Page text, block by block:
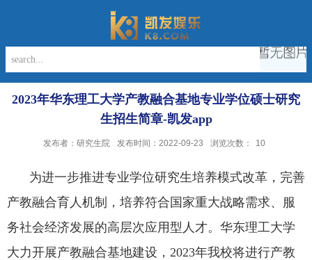
2023年华东理工大学产教融合基地专业学位硕士研究
生招生简章-凯发app
发布者：研究生院 发布时间：2022-09-23 浏览次数： 10
为进一步推进专业学位研究生培养模式改革，完善
产教融合育人机制，培养符合国家重大战略需求、服
务社会经济发展的高层次应用型人才。华东理工大学
大力开展产教融合基地建设， 2023年我校将进行产教